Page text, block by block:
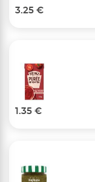
3.25 €
1.35 €